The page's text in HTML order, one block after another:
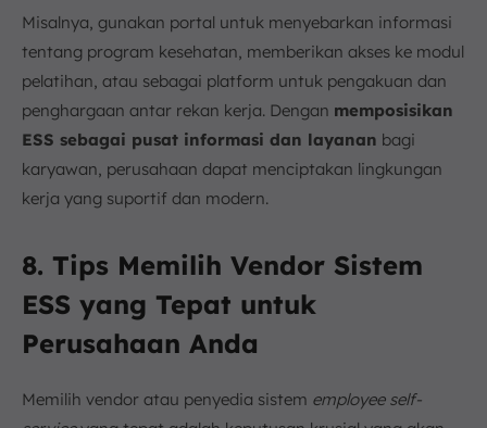
Misalnya, gunakan portal untuk menyebarkan informasi
tentang program kesehatan, memberikan akses ke modul
pelatihan, atau sebagai platform untuk pengakuan dan
penghargaan antar rekan kerja. Dengan memposisikan
ESS sebagai pusat informasi dan layanan bagi
karyawan, perusahaan dapat menciptakan lingkungan
kerja yang suportif dan modern.
8. Tips Memilih Vendor Sistem
ESS yang Tepat untuk
Perusahaan Anda
Memilih vendor atau penyedia sistem employee self-